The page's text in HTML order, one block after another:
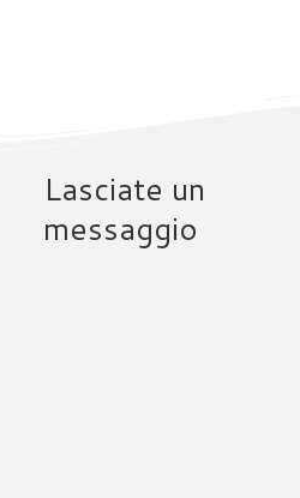
Lasciate un
messaggio